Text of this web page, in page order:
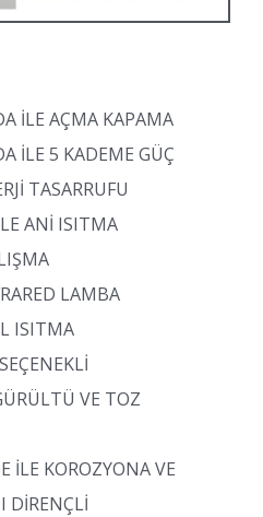
İLE AÇMA KAPAMA
İLE 5 KADEME GÜÇ
TASARRUFU
ANİ ISITMA
LAMBA
ISITMA
VE TOZ
İLE KOROZYONA VE
DİRENÇLİ